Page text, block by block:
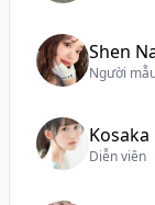
Shen
Người
Diễn viên